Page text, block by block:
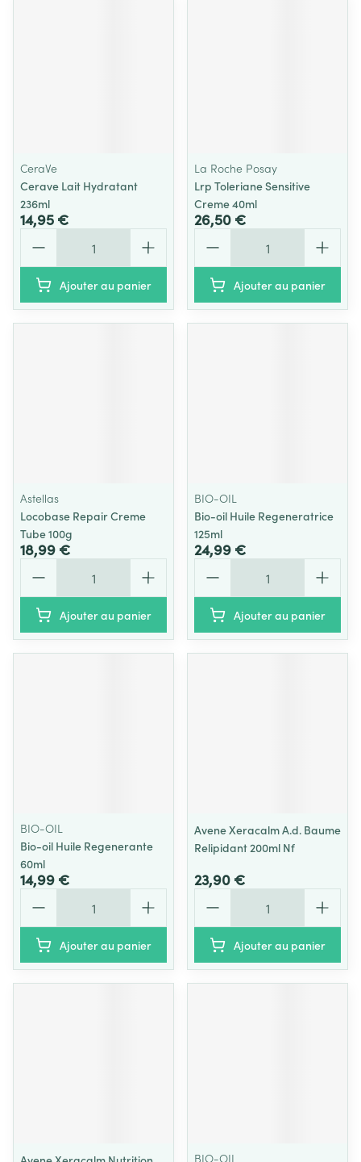
CeraVe
Cerave Lait Hydratant
236ml
14,95 €
Ajouter au panier
La Roche Posay
Lrp Toleriane Sensitive
Creme 40ml
26,50 €
Ajouter au panier
Astellas
Locobase Repair Creme
Tube 100g
18,99 €
Ajouter au panier
BIO-OIL
Bio-oil Huile Regeneratrice
125ml
24,99 €
Ajouter au panier
BIO-OIL
Bio-oil Huile Regenerante
60ml
14,99 €
Ajouter au panier
Avene Xeracalm A.d. Baume
Relipidant 200ml Nf
23,90 €
Ajouter au panier
BIO-OIL